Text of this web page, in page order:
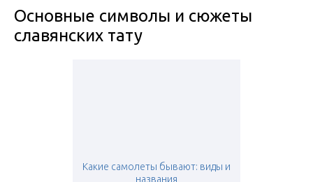
Основные символы и сюжеты
славянских тату
Какие самолеты бывают: виды и
названия